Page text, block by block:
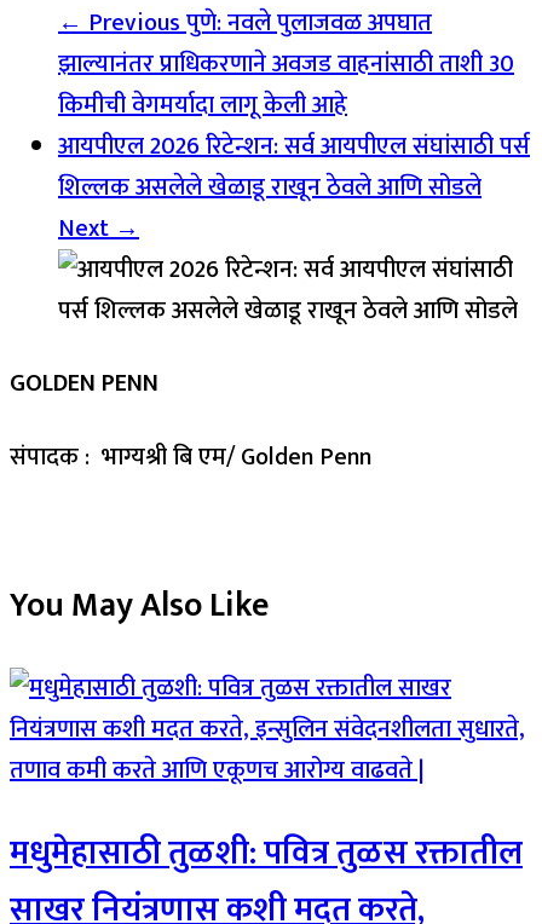
← Previousपुणे: नवले पुलाजवळ अपघात
झाल्यानंतर प्राधिकरणाने अवजड वाहनांसाठी ताशी 30
किमीची वेगमर्यादा लागू केली आहे
आयपीएल 2026 रिटेन्शन: सर्व आयपीएल संघांसाठी पर्स
शिल्लक असलेले खेळाडू राखून ठेवले आणि सोडले
Next →
GOLDEN PENN
संपादक : भाग्यश्री बि एम/ Golden Penn
You May Also Like
मधुमेहासाठी तुळशी: पवित्र तुळस रक्तातील
साखर नियंत्रणास कशी मदत करते,